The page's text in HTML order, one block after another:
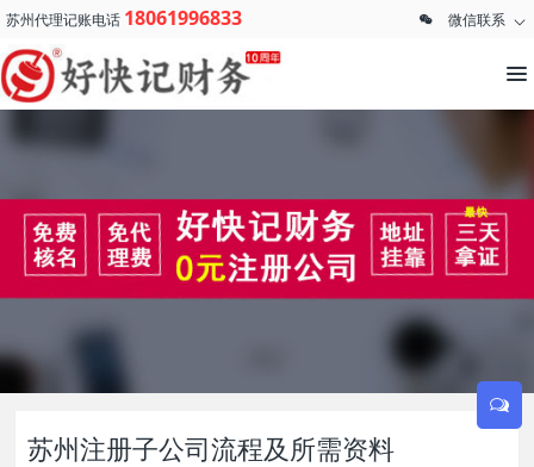
苏州代理记账电话 18061996833 微信联系
苏州注册子公司流程及所需资料